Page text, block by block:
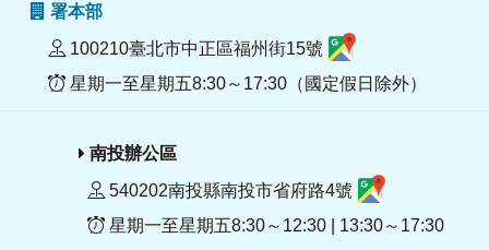
署本部
100210臺北市中正區福州街15號
星期一至星期五8:30～17:30（國定假日除外）
南投辦公區
540202南投縣南投市省府路4號
星期一至星期五8:30～12:30 | 13:30～17:30